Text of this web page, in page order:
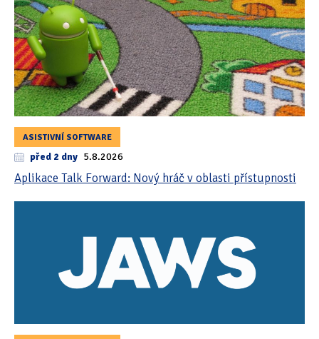
ASISTIVNÍ SOFTWARE
před 2 dny 5.8.2026
Aplikace Talk Forward: Nový hráč v oblasti přístupnosti